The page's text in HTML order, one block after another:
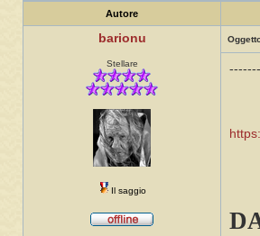
Autore
barionu
Stellare
Il saggio